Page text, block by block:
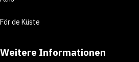
För de Küste
Weitere Informationen